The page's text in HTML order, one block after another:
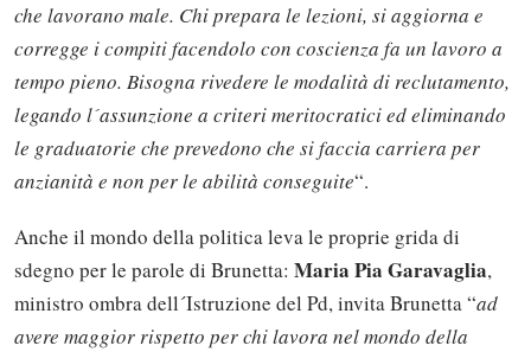
che lavorano male. Chi prepara le lezioni, si aggiorna e
corregge i compiti facendolo con coscienza fa un lavoro a
tempo pieno. Bisogna rivedere le modalità di reclutamento,
legando l´assunzione a criteri meritocratici ed eliminando
le graduatorie che prevedono che si faccia carriera per
anzianità e non per le abilità conseguite“.
Anche il mondo della politica leva le proprie grida di
sdegno per le parole di Brunetta: Maria Pia Garavaglia,
ministro ombra dell´Istruzione del Pd, invita Brunetta “ad
avere maggior rispetto per chi lavora nel mondo della